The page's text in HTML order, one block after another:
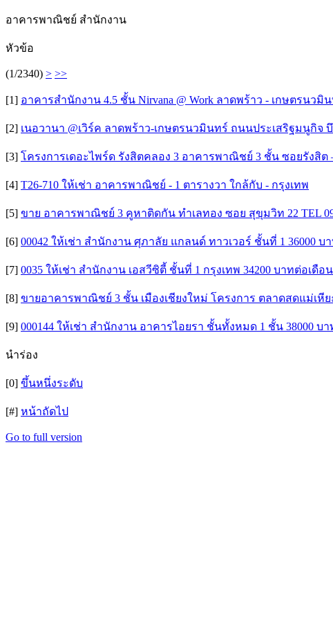
อาคารพาณิชย์ สำนักงาน
หัวข้อ
(1/2340) > >>
[1] อาคารสำนักงาน 4.5 ชั้น Nirvana @ Work ลาดพร้าว - เกษตรนว
[2] เนอวานา @เวิร์ค ลาดพร้าว-เกษตรนวมินทร์ ถนนประเสริฐมนูกิจ
[3] โครงการเดอะไพร์ด รังสิตคลอง 3 อาคารพาณิชย์ 3 ชั้น ซอยรังสิ
[4] T26-710 ให้เช่า อาคารพาณิชย์ - 1 ตารางวา ใกล้กับ - กรุงเทพ
[5] ขาย อาคารพาณิชย์ 3 คูหาติดกัน ทำเลทอง ซอย สุขุมวิท 22 TEL
[6] 00042 ให้เช่า สำนักงาน ศุภาลัย แกลนด์ ทาวเวอร์ ชั้นที่ 1 36000
[7] 0035 ให้เช่า สำนักงาน เอสวีซิตี้ ชั้นที่ 1 กรุงเทพ 34200 บาทต่อเดือ
[8] ขายอาคารพาณิชย์ 3 ชั้น เมืองเชียงใหม่ โครงการ ตลาดสดแม่เหี
[9] 000144 ให้เช่า สำนักงาน อาคารไอยรา ชั้นทั้งหมด 1 ชั้น 38000 บ
นำร่อง
[0] ขึ้นหนึ่งระดับ
[#] หน้าถัดไป
Go to full version